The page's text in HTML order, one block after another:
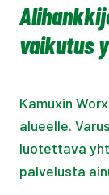
vaikutus
Kamuxin
alueelle.
luotettava
palvelusta